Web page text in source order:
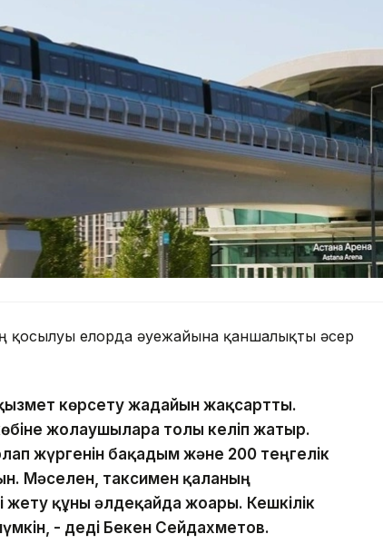
қосылуы елорда әуежайына қаншалықты әсер
көрсету жағдайын жақсартты.
жолаушыларға толы келіп жатыр.
жүргенін бақадым және 200 теңгелік
Мәселен, таксимен қаланың
жету құны әлдеқайда жоғары. Кешкілік
- деді Бекен Сейдахметов.